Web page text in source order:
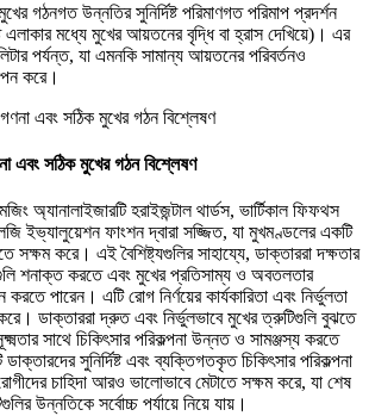
গঠনগত উন্নতির সুনির্দিষ্ট পরিমাণগত পরিমাপ প্রদর্শন
এলাকার মধ্যে মুখের আয়তনের বৃদ্ধি বা হ্রাস দেখিয়ে)। এর
পর্যন্ত, যা এমনকি সামান্য আয়তনের পরিবর্তনও
করে।
এবং সঠিক মুখের গঠন বিশ্লেষণ
অ্যানালাইজারটি হরাইজন্টাল থার্ডস, ভার্টিকাল ফিফথস
ইভ্যালুয়েশন ফাংশন দ্বারা সজ্জিত, যা মুখমণ্ডলের একটি
সক্ষম করে। এই বৈশিষ্ট্যগুলির সাহায্যে, ডাক্তাররা দক্ষতার
শনাক্ত করতে এবং মুখের প্রতিসাম্য ও অবতলতার
পারেন। এটি রোগ নির্ণয়ের কার্যকারিতা এবং নির্ভুলতা
ডাক্তাররা দ্রুত এবং নির্ভুলভাবে মুখের ত্রুটিগুলি বুঝতে
সাথে চিকিৎসার পরিকল্পনা উন্নত ও সামঞ্জস্য করতে
সুনির্দিষ্ট এবং ব্যক্তিগতকৃত চিকিৎসার পরিকল্পনা
চাহিদা আরও ভালোভাবে মেটাতে সক্ষম করে, যা শেষ
উন্নতিকে সর্বোচ্চ পর্যায়ে নিয়ে যায়।